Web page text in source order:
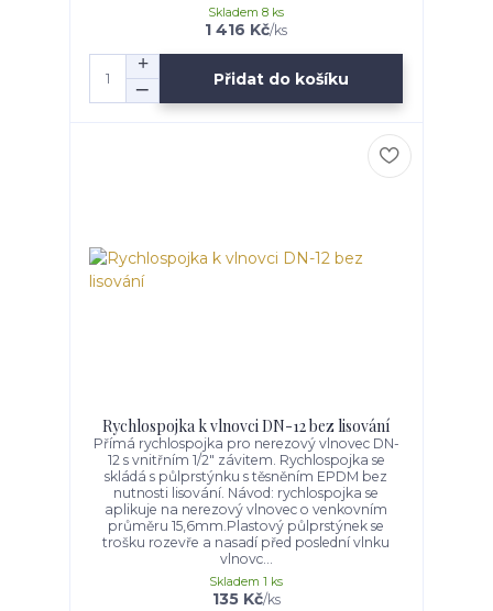
1 416 Kč/ks
Skladem 8 ks
Přidat do košíku
Rychlospojka k vlnovci DN-12 bez lisování
Přímá rychlospojka pro nerezový vlnovec DN-
12 s vnitřním 1/2" závitem. Rychlospojka se
skládá s půlprstýnku s těsněním EPDM bez
nutnosti lisování. Návod: rychlospojka se
aplikuje na nerezový vlnovec o venkovním
průměru 15,6mm.Plastový půlprstýnek se
trošku rozevře a nasadí před poslední vlnku
vlnovc...
135 Kč/ks
Skladem 1 ks